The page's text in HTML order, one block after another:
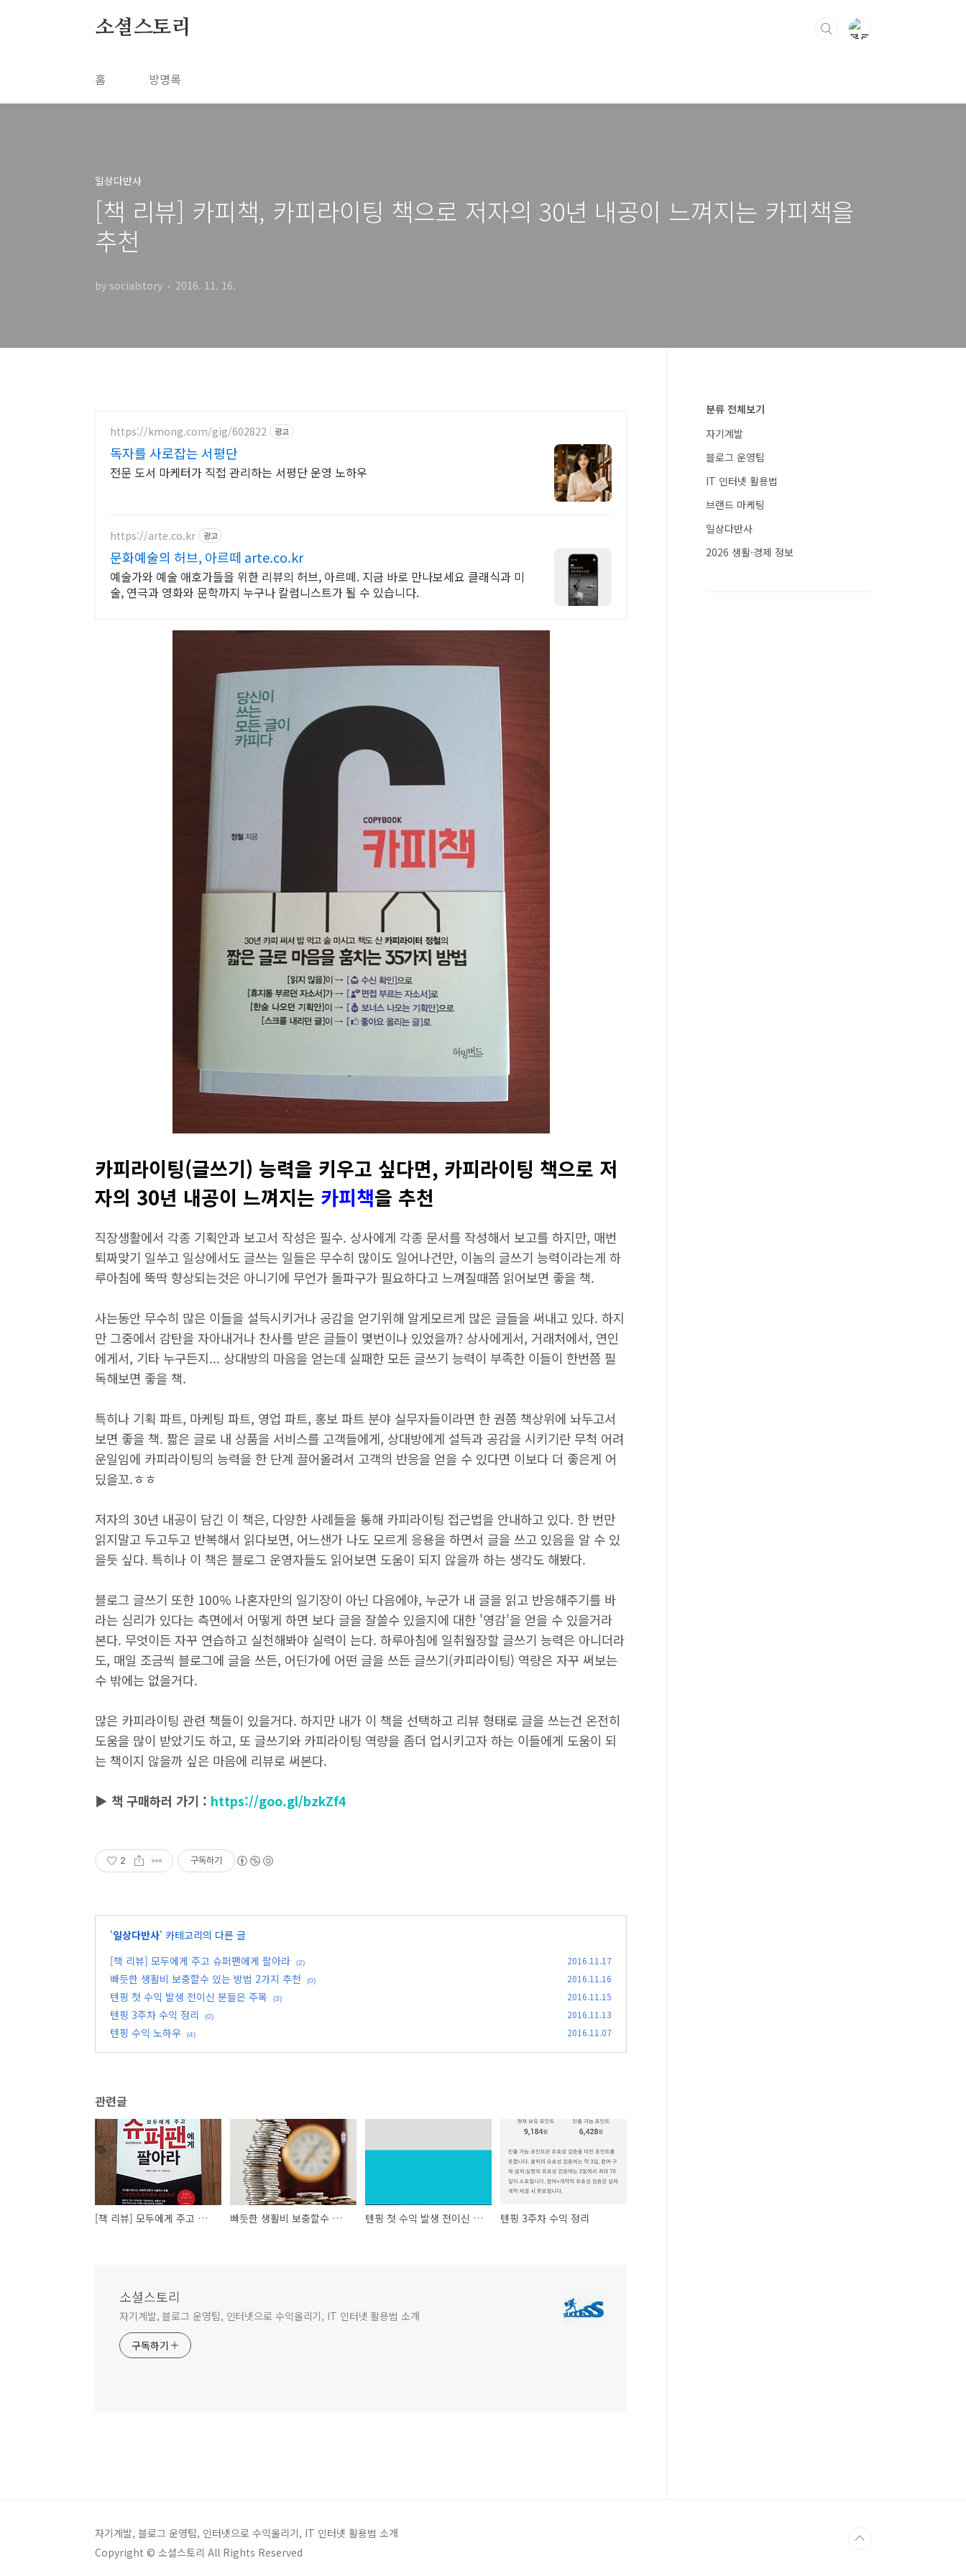
소셜스토리
홈 방명록
일상다반사
[책 리뷰] 카피책, 카피라이팅 책으로 저자의 30년 내공이 느껴지는 카피책을
추천
by socialstory 2016. 11. 16.
https://kmong.com/gig/602822 광고
독자를 사로잡는 서평단
전문 도서 마케터가 직접 관리하는 서평단 운영 노하우
https://arte.co.kr 광고
문화예술의 허브, 아르떼 arte.co.kr
예술가와 예술 애호가들을 위한 리뷰의 허브, 아르떼. 지금 바로 만나보세요 클래식과 미
술, 연극과 영화와 문학까지 누구나 칼럼니스트가 될 수 있습니다.
카피라이팅(글쓰기) 능력을 키우고 싶다면, 카피라이팅 책으로 저
자의 30년 내공이 느껴지는 카피책을 추천
직장생활에서 각종 기획안과 보고서 작성은 필수. 상사에게 각종 문서를 작성해서 보고를 하지만, 매번
퇴짜맞기 일쑤고 일상에서도 글쓰는 일들은 무수히 많이도 일어나건만, 이놈의 글쓰기 능력이라는게 하
루아침에 뚝딱 향상되는것은 아니기에 무언가 돌파구가 필요하다고 느껴질때쯤 읽어보면 좋을 책.
사는동안 무수히 많은 이들을 설득시키거나 공감을 얻기위해 알게모르게 많은 글들을 써내고 있다. 하지
만 그중에서 감탄을 자아내거나 찬사를 받은 글들이 몇번이나 있었을까? 상사에게서, 거래처에서, 연인
에게서, 기타 누구든지... 상대방의 마음을 얻는데 실패한 모든 글쓰기 능력이 부족한 이들이 한번쯤 필
독해보면 좋을 책.
특히나 기획 파트, 마케팅 파트, 영업 파트, 홍보 파트 분야 실무자들이라면 한 권쯤 책상위에 놔두고서
보면 좋을 책. 짧은 글로 내 상품을 서비스를 고객들에게, 상대방에게 설득과 공감을 시키기란 무척 어려
운일임에 카피라이팅의 능력을 한 단계 끌어올려서 고객의 반응을 얻을 수 있다면 이보다 더 좋은게 어
딨을꼬.ㅎㅎ
저자의 30년 내공이 담긴 이 책은, 다양한 사례들을 통해 카피라이팅 접근법을 안내하고 있다. 한 번만
읽지말고 두고두고 반복해서 읽다보면, 어느샌가 나도 모르게 응용을 하면서 글을 쓰고 있음을 알 수 있
을듯 싶다. 특히나 이 책은 블로그 운영자들도 읽어보면 도움이 되지 않을까 하는 생각도 해봤다.
블로그 글쓰기 또한 100% 나혼자만의 일기장이 아닌 다음에야, 누군가 내 글을 읽고 반응해주기를 바
라는 심리가 있다는 측면에서 어떻게 하면 보다 글을 잘쓸수 있을지에 대한 '영감'을 얻을 수 있을거라
본다. 무엇이든 자꾸 연습하고 실천해봐야 실력이 는다. 하루아침에 일취월장할 글쓰기 능력은 아니더라
도, 매일 조금씩 블로그에 글을 쓰든, 어딘가에 어떤 글을 쓰든 글쓰기(카피라이팅) 역량은 자꾸 써보는
수 밖에는 없을거다.
많은 카피라이팅 관련 책들이 있을거다. 하지만 내가 이 책을 선택하고 리뷰 형태로 글을 쓰는건 온전히
도움을 많이 받았기도 하고, 또 글쓰기와 카피라이팅 역량을 좀더 업시키고자 하는 이들에게 도움이 되
는 책이지 않을까 싶은 마음에 리뷰로 써본다.
▶ 책 구매하러 가기 : https://goo.gl/bzkZf4
2 구독하기
'일상다반사' 카테고리의 다른 글
[책 리뷰] 모두에게 주고 슈퍼팬에게 팔아라
(2) 2016.11.17
빠듯한 생활비 보충할수 있는 방법 2가지 추천 (0) 2016.11.16
텐핑 첫 수익 발생 전이신 분들은 주목 (3) 2016.11.15
텐핑 3주차 수익 정리 (0) 2016.11.13
텐핑 수익 노하우 (4) 2016.11.07
관련글
[책 리뷰] 모두에게 주고 슈퍼팬에게 팔아라 빠듯한 생활비 보충할수 있는 방법 2가지 추천 텐핑 첫 수익 발생 전이신 분들은 주목 텐핑 3주차 수익 정리
소셜스토리
자기계발, 블로그 운영팁, 인터넷으로 수익올리기, IT 인터넷 활용법 소개
구독하기
분류 전체보기
자기계발
블로그 운영팁
IT 인터넷 활용법
브랜드 마케팅
일상다반사
2026 생활·경제 정보
자기계발, 블로그 운영팁, 인터넷으로 수익올리기, IT 인터넷 활용법 소개
Copyright © 소셜스토리 All Rights Reserved